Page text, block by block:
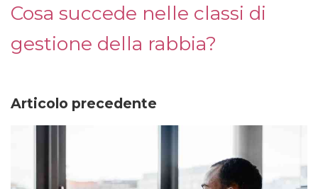
Cosa succede nelle classi di
gestione della rabbia?
Articolo precedente